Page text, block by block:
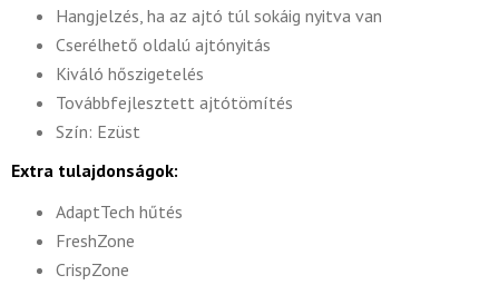
Hangjelzés, ha az ajtó túl sokáig nyitva van
Cserélhető oldalú ajtónyitás
Kiváló hőszigetelés
Továbbfejlesztett ajtótömítés
Szín: Ezüst
Extra tulajdonságok:
AdaptTech hűtés
FreshZone
CrispZone